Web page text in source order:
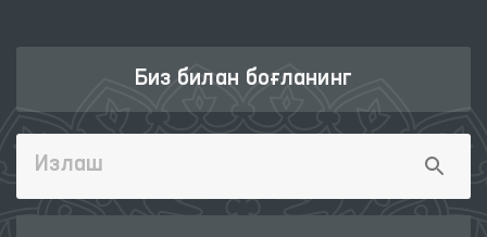
Биз билан боғланинг